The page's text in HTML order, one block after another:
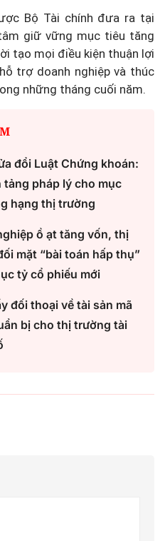
Bộ Tài chính đưa ra tại
giữ vững mục tiêu tăng
tạo mọi điều kiện thuận lợi
trợ doanh nghiệp và thúc
những tháng cuối năm.
đổi Luật Chứng khoán:
tảng pháp lý cho mục
hạng thị trường
ồ ạt tăng vốn, thị
mặt “bài toán hấp thụ”
tỷ cổ phiếu mới
đối thoại về tài sản mã
bị cho thị trường tài